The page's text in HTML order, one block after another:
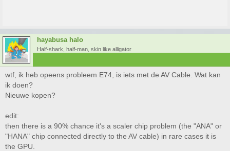
hayabusa halo
Half-shark, half-man, skin like alligator
wtf, ik heb opeens probleem E74, is iets met de AV Cable. Wat kan
ik doen?
Nieuwe kopen?
edit:
then there is a 90% chance it's a scaler chip problem (the "ANA" or
"HANA" chip connected directly to the AV cable) in rare cases it is
the GPU.